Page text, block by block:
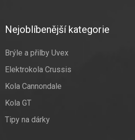
Nejoblíbenější kategorie
Brýle a přilby Uvex
Elektrokola Crussis
Kola Cannondale
Kola GT
Tipy na dárky